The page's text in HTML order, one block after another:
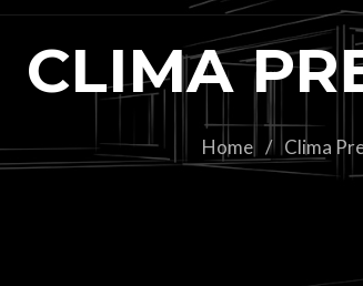
CLIMA
Home / Clima